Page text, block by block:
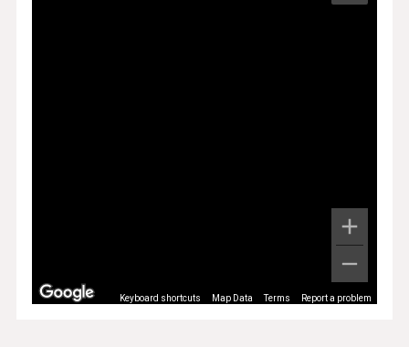
Keyboard shortcuts Map Data Terms Report a problem